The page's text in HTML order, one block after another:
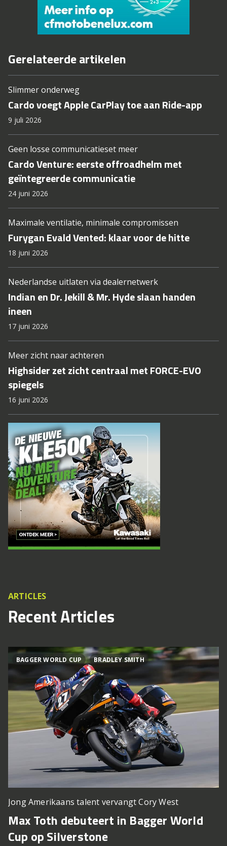
Gerelateerde artikelen
Slimmer onderweg
Cardo voegt Apple CarPlay toe aan Ride-app
9 juli 2026
Geen losse communicatieset meer
Cardo Venture: eerste offroadhelm met
geïntegreerde communicatie
24 juni 2026
Maximale ventilatie, minimale compromissen
Furygan Evald Vented: klaar voor de hitte
18 juni 2026
Nederlandse uitlaten via dealernetwerk
Indian en Dr. Jekill & Mr. Hyde slaan handen
ineen
17 juni 2026
Meer zicht naar achteren
Highsider zet zicht centraal met FORCE-EVO
spiegels
16 juni 2026
ARTICLES
Recent Articles
BAGGER WORLD CUP BRADLEY SMITH
Jong Amerikaans talent vervangt Cory West
Max Toth debuteert in Bagger World
Cup op Silverstone